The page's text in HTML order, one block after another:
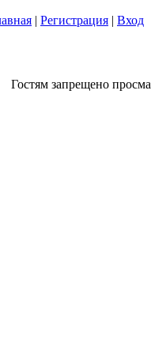
| Регистрация | Вход
Гостям запрещено